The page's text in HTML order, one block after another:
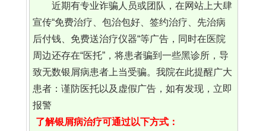
近期有专业诈骗人员或团队，在网站上大肆
宣传“免费治疗、包治包好、签约治疗、先治病
后付钱、免费送治疗仪器“等广告，同时在医院
周边还存在“医托”，将患者骗到一些黑诊所，导
致无数银屑病患者上当受骗。我院在此提醒广大
患者：谨防医托以及虚假广告，如有发现，立即
报警
了解银屑病治疗可通过以下方式：